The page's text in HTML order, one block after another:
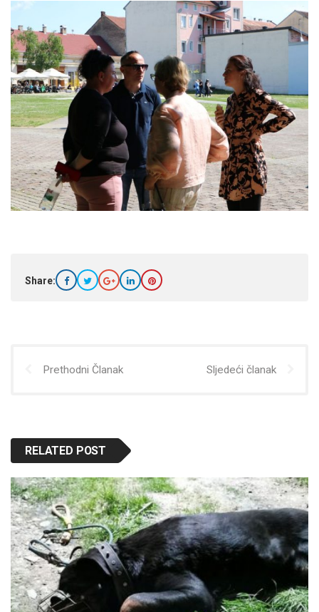
Share:
Prethodni Članak Sljedeći članak
RELATED POST